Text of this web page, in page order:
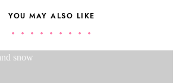
YOU MAY ALSO LIKE